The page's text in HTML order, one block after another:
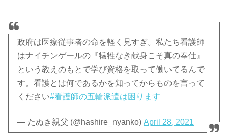
政府は医療従事者の命を軽く見すぎ。私たち看護師
はナイチンゲールの『犠牲なき献身こそ真の奉仕』
という教えのもとで学び資格を取って働いてるんで
す。看護とは何であるかを知ってからものを言って
ください#看護師の五輪派遣は困ります
— たぬき親父 (@hashire_nyanko)April 28, 2021